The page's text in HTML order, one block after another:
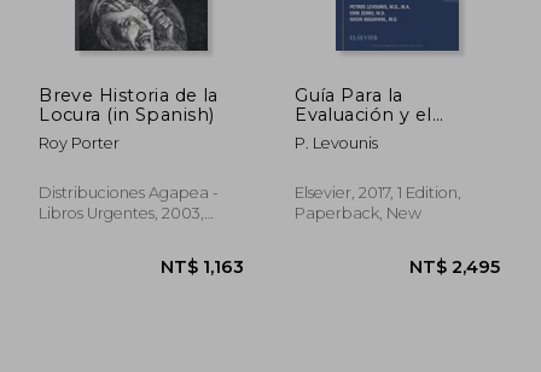
Breve Historia de la
Locura (in Spanish)
Roy Porter
Distribuciones Agapea -
Libros Urgentes, 2003,
Guía Para la
Evaluación y el
Tratamiento de las
Adicciones (in
P. Levounis
Elsevier, 2017, 1 Edition,
Paperback, New